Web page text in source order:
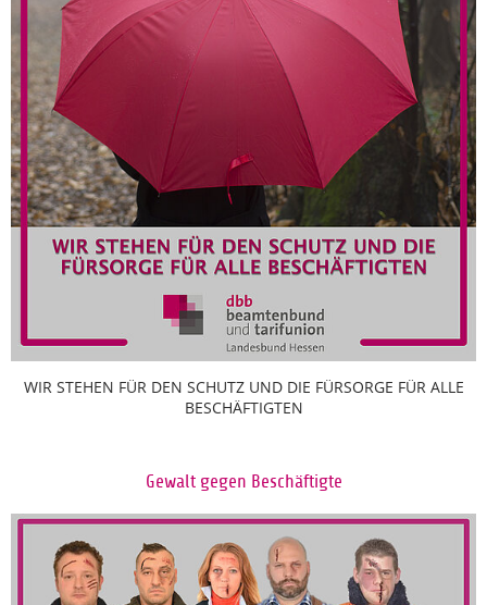
WIR STEHEN FÜR DEN SCHUTZ UND DIE FÜRSORGE FÜR ALLE
BESCHÄFTIGTEN
Gewalt gegen Beschäftigte